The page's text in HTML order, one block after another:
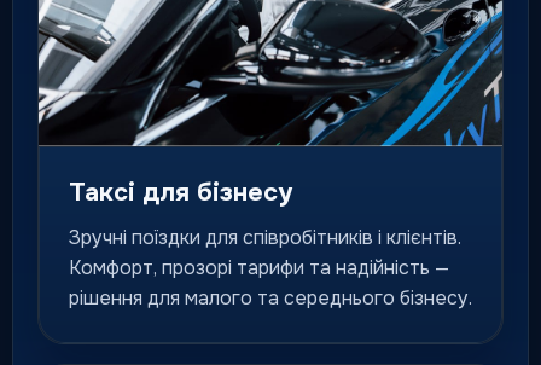
Міжміське таксі
Поїздки до інших міст за
фіксованим маршрутом і
зрозумілою логікою сервісу.
Попереднє замовлення
Подача авто на конкретний
та подій.
Таксі для бізнесу
Зручні поїздки для співробітників і клієнтів.
Комфорт, прозорі тарифи та надійність —
рішення для малого та середнього бізнесу.